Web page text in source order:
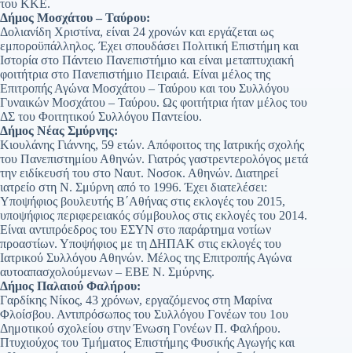
του ΚΚΕ.
Δήμος Μοσχάτου – Ταύρου:
Δολιανίδη Χριστίνα, είναι 24 χρονών και εργάζεται ως
εμποροϋπάλληλος. Έχει σπουδάσει Πολιτική Επιστήμη και
Ιστορία στο Πάντειο Πανεπιστήμιο και είναι μεταπτυχιακή
φοιτήτρια στο Πανεπιστήμιο Πειραιά. Είναι μέλος της
Επιτροπής Αγώνα Μοσχάτου – Ταύρου και του Συλλόγου
Γυναικών Μοσχάτου – Ταύρου. Ως φοιτήτρια ήταν μέλος του
ΔΣ του Φοιτητικού Συλλόγου Παντείου.
Δήμος Νέας Σμύρνης:
Κιουλάνης Γιάννης, 59 ετών. Απόφοιτος της Ιατρικής σχολής
του Πανεπιστημίου Αθηνών. Γιατρός γαστρεντερολόγος μετά
την ειδίκευσή του στο Ναυτ. Νοσοκ. Αθηνών. Διατηρεί
ιατρείο στη Ν. Σμύρνη από το 1996. Έχει διατελέσει:
Υποψήφιος βουλευτής Β΄Αθήνας στις εκλογές του 2015,
υποψήφιος περιφερειακός σύμβουλος στις εκλογές του 2014.
Είναι αντιπρόεδρος του ΕΣΥΝ στο παράρτημα νοτίων
προαστίων. Υποψήφιος με τη ΔΗΠΑΚ στις εκλογές του
Ιατρικού Συλλόγου Αθηνών. Μέλος της Επιτροπής Αγώνα
αυτοαπασχολούμενων – ΕΒΕ Ν. Σμύρνης.
Δήμος Παλαιού Φαλήρου:
Γαρδίκης Νίκος, 43 χρόνων, εργαζόμενος στη Μαρίνα
Φλοίσβου. Αντιπρόσωπος του Συλλόγου Γονέων του 1ου
Δημοτικού σχολείου στην Ένωση Γονέων Π. Φαλήρου.
Πτυχιούχος του Τμήματος Επιστήμης Φυσικής Αγωγής και